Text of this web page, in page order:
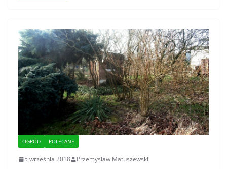
OGRÓD POLECANE
5 września 2018 Przemysław Matuszewski